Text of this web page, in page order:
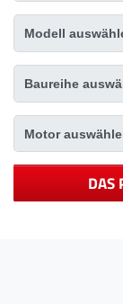
DAS